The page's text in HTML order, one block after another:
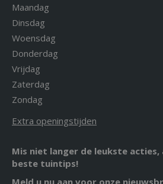
Maandag
Dinsdag
Woensdag
Donderdag
Vrijdag
Zaterdag
Zondag
Extra openingstijden
Mis niet langer de leukste acties,
beste tuintips!